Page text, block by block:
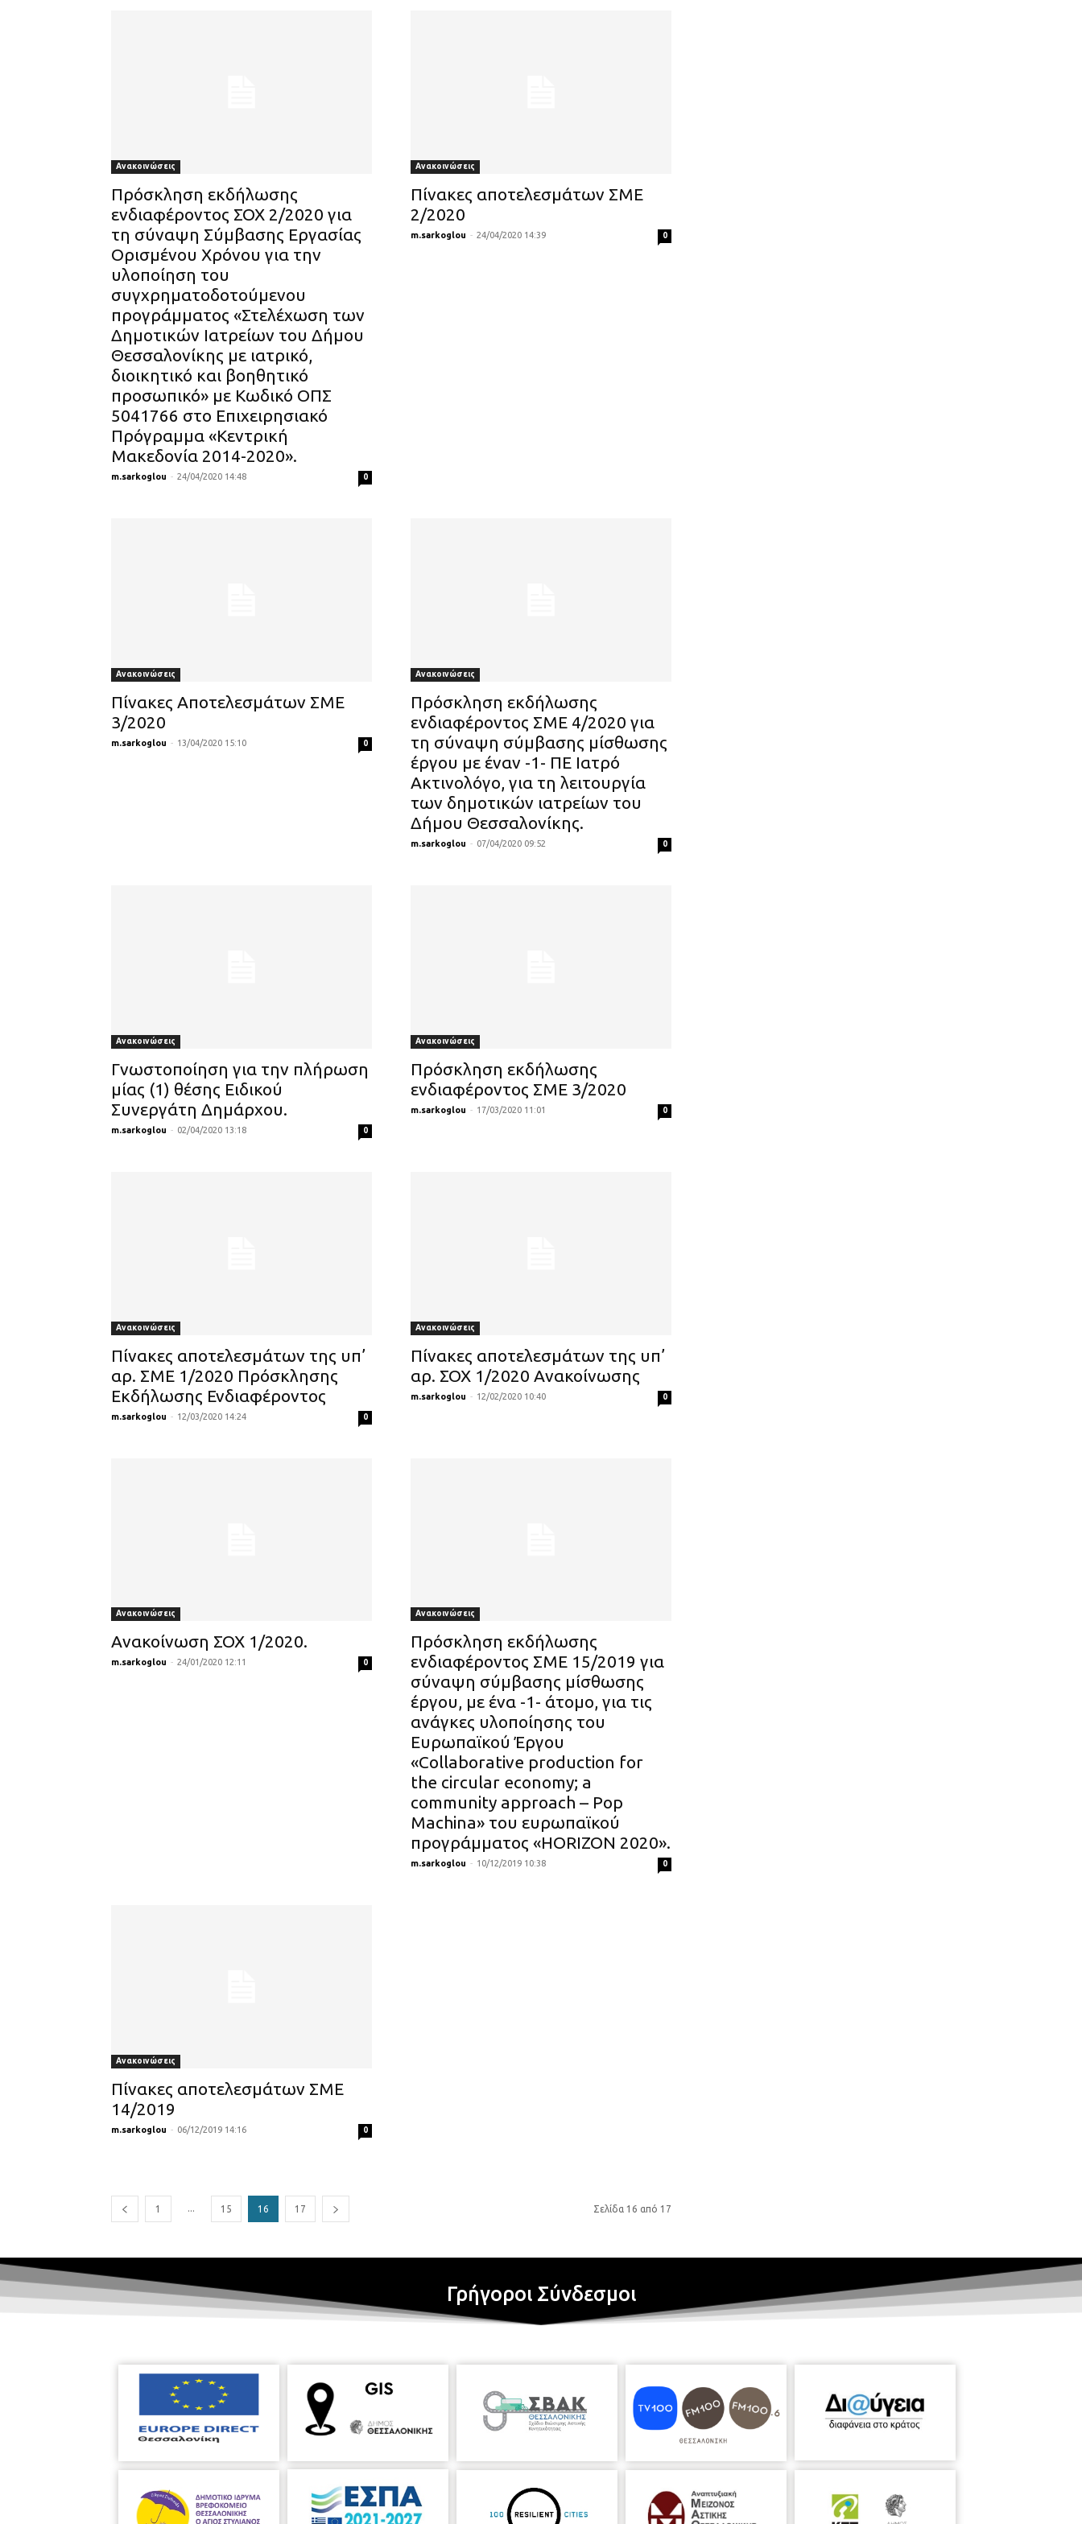
Ανακοινώσεις
Πρόσκληση εκδήλωσης
ενδιαφέροντος ΣΟΧ 2/2020 για
τη σύναψη Σύμβασης Εργασίας
Ορισμένου Χρόνου για την
υλοποίηση του
συγχρηματοδοτούμενου
προγράμματος «Στελέχωση των
Δημοτικών Ιατρείων του Δήμου
Θεσσαλονίκης με ιατρικό,
διοικητικό και βοηθητικό
προσωπικό» με Κωδικό ΟΠΣ
5041766 στο Επιχειρησιακό
Πρόγραμμα «Κεντρική
Μακεδονία 2014-2020».
m.sarkoglou - 24/04/2020 14:48 0
Ανακοινώσεις
Πίνακες αποτελεσμάτων ΣΜΕ
2/2020
m.sarkoglou - 24/04/2020 14:39 0
Ανακοινώσεις
Πίνακες Αποτελεσμάτων ΣΜΕ
3/2020
m.sarkoglou - 13/04/2020 15:10 0
Ανακοινώσεις
Πρόσκληση εκδήλωσης
ενδιαφέροντος ΣΜΕ 4/2020 για
τη σύναψη σύμβασης μίσθωσης
έργου με έναν -1- ΠΕ Ιατρό
Ακτινολόγο, για τη λειτουργία
των δημοτικών ιατρείων του
Δήμου Θεσσαλονίκης.
m.sarkoglou - 07/04/2020 09:52 0
Ανακοινώσεις
Γνωστοποίηση για την πλήρωση
μίας (1) θέσης Ειδικού
Συνεργάτη Δημάρχου.
m.sarkoglou - 02/04/2020 13:18 0
Ανακοινώσεις
Πρόσκληση εκδήλωσης
ενδιαφέροντος ΣΜΕ 3/2020
m.sarkoglou - 17/03/2020 11:01 0
Ανακοινώσεις
Πίνακες αποτελεσμάτων της υπ’
αρ. ΣΜΕ 1/2020 Πρόσκλησης
Εκδήλωσης Ενδιαφέροντος
m.sarkoglou - 12/03/2020 14:24 0
Ανακοινώσεις
Πίνακες αποτελεσμάτων της υπ’
αρ. ΣΟΧ 1/2020 Ανακοίνωσης
m.sarkoglou - 12/02/2020 10:40 0
Ανακοινώσεις
Ανακοίνωση ΣΟΧ 1/2020.
m.sarkoglou - 24/01/2020 12:11 0
Ανακοινώσεις
Πρόσκληση εκδήλωσης
ενδιαφέροντος ΣΜΕ 15/2019 για
σύναψη σύμβασης μίσθωσης
έργου, με ένα -1- άτομο, για τις
ανάγκες υλοποίησης του
Ευρωπαϊκού Έργου
«Collaborative production for
the circular economy; a
community approach – Pop
Machina» του ευρωπαϊκού
προγράμματος «HORIZON 2020».
m.sarkoglou - 10/12/2019 10:38 0
Ανακοινώσεις
Πίνακες αποτελεσμάτων ΣΜΕ
14/2019
m.sarkoglou - 06/12/2019 14:16 0
1 ... 15 16 17 Σελίδα 16 από 17
Γρήγοροι Σύνδεσμοι